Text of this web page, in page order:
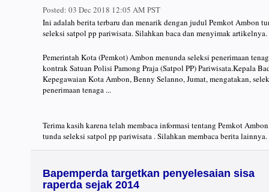
Posted: 03 Dec 2018 12:05 AM PST
Ini adalah berita terbaru dan menarik dengan judul Pemkot Ambon
seleksi satpol pp pariwisata. Silahkan baca dan menyimak artikelnya.
Pemerintah Kota (Pemkot) Ambon menunda seleksi penerimaan
kontrak Satuan Polisi Pamong Praja (Satpol PP) Pariwisata.Kepala
Kepegawaian Kota Ambon, Benny Selanno, Jumat, mengatakan,
penerimaan tenaga ...
Terima kasih karena telah membaca informasi tentang Pemkot Ambon
tunda seleksi satpol pp pariwisata . Silahkan membaca berita lainnya.
Bapemperda targetkan penyelesaian sisa
raperda sejak 2014